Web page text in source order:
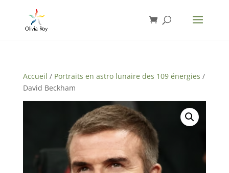
Accueil / Portraits en astro lunaire des 109 énergies /
David Beckham